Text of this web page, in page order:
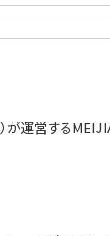
が運営する